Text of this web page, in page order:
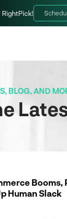
BLOG, AND
Booms,
Human Slack